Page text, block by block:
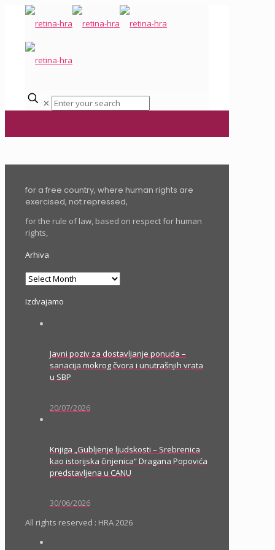
✕
for a free country, where human rights are
exercised, not repressed,
for the rule of law, based on respect for human
rights,
Arhiva
Arhiva
Izdvajamo
Javni poziv za dostavljanje ponuda –
sanacija mokrog čvora i unutrašnjih vrata
u SBP
20/07/2026
Knjiga „Gubljenje ljudskosti – Srebrenica
kao istorijska činjenica“ Dragana Popovića
predstavljena u CANU
30/06/2026
All rights reserved : HRA 2026